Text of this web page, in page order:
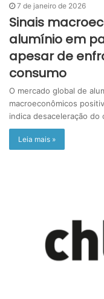
7 de janeiro de 2026
Sinais
alumínio em
apesar de
consumo
O mercado global de
macroeconômicos
indica desaceleração do
Leia mais »